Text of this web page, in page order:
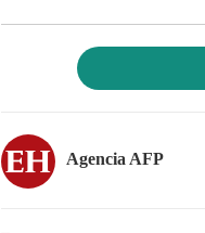
Agencia AFP